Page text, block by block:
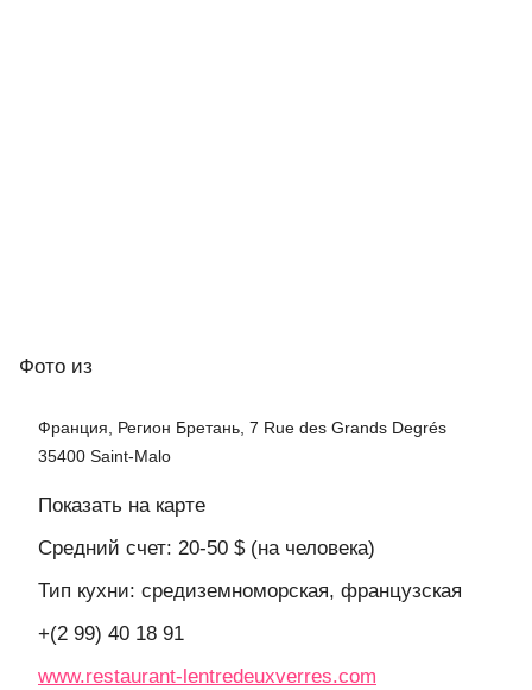
Фото из
Франция, Регион Бретань, 7 Rue des Grands Degrés
35400 Saint-Malo
Показать на карте
Средний счет: 20-50 $ (на человека)
Тип кухни: средиземноморская, французская
+(2 99) 40 18 91
www.restaurant-lentredeuxverres.com